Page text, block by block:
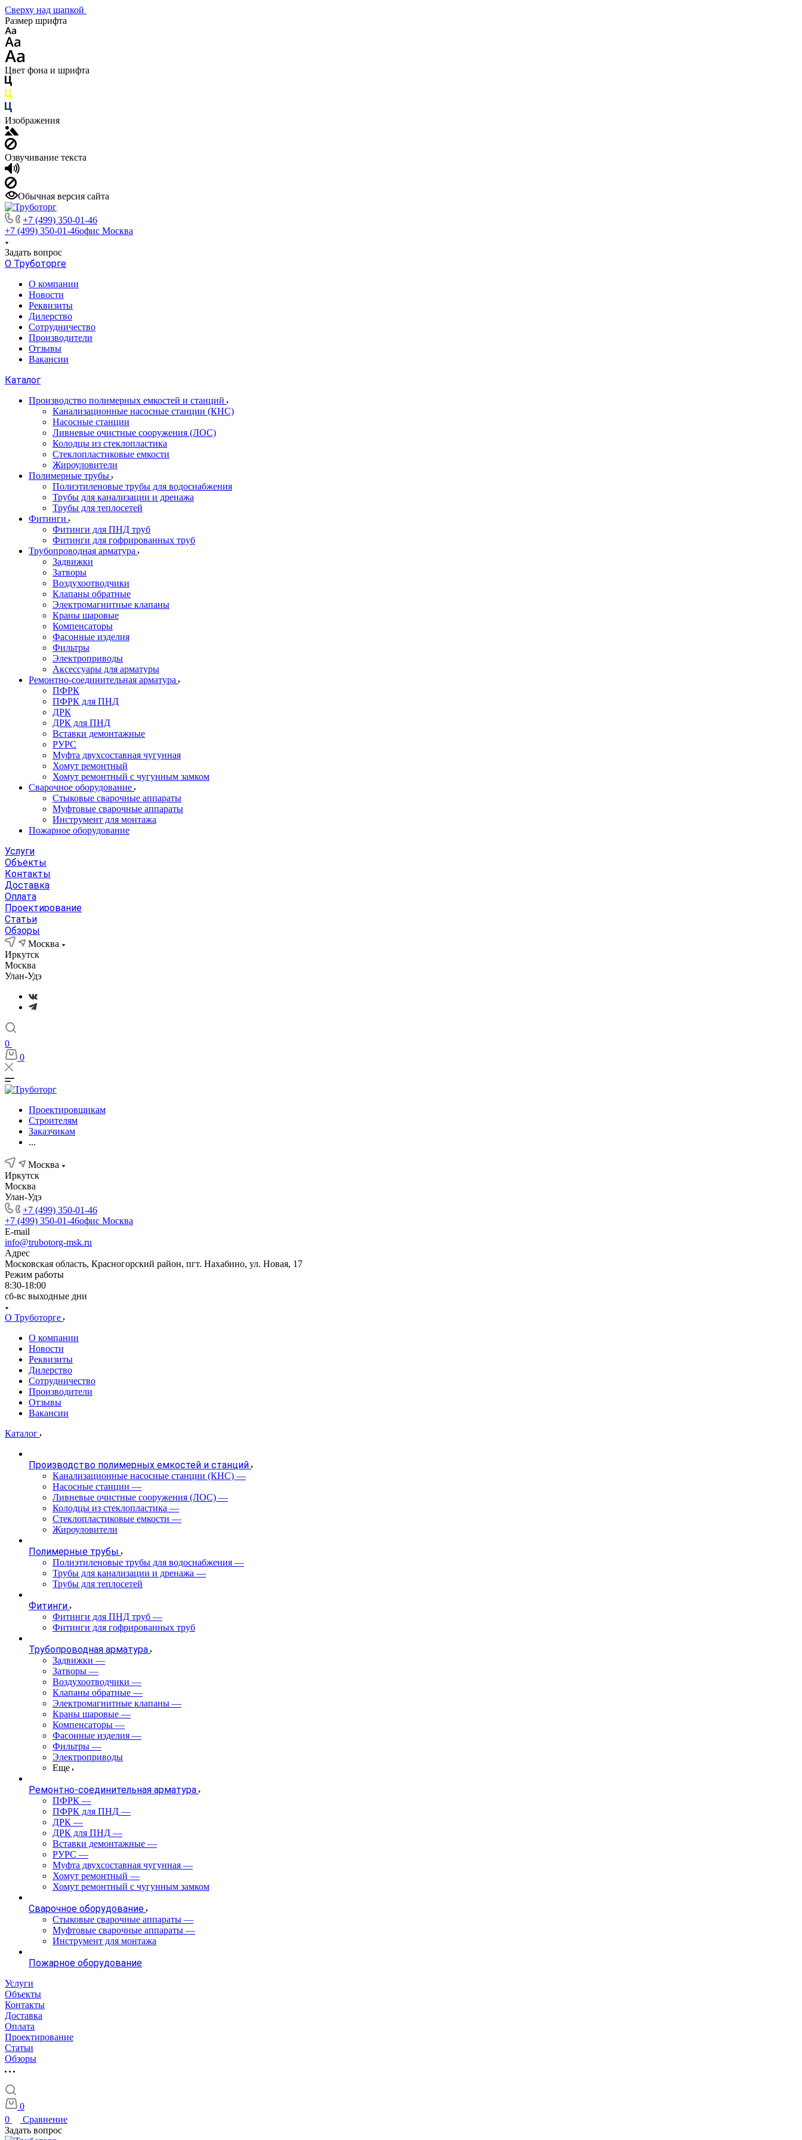
Сверху над шапкой
Размер шрифта
Цвет фона и шрифта
Изображения
Озвучивание текста
Обычная версия сайта
+7 (499) 350-01-46
+7 (499) 350-01-46офис Москва
Задать вопрос
О Труботорге
О компании
Новости
Реквизиты
Дилерство
Сотрудничество
Производители
Отзывы
Вакансии
Каталог
Производство полимерных емкостей и станций
Канализационные насосные станции (КНС)
Насосные станции
Ливневые очистные сооружения (ЛОС)
Колодцы из стеклопластика
Стеклопластиковые емкости
Жироуловители
Полимерные трубы
Полиэтиленовые трубы для водоснабжения
Трубы для канализации и дренажа
Трубы для теплосетей
Фитинги
Фитинги для ПНД труб
Фитинги для гофрированных труб
Трубопроводная арматура
Задвижки
Затворы
Воздухоотводчики
Клапаны обратные
Электромагнитные клапаны
Краны шаровые
Компенсаторы
Фасонные изделия
Фильтры
Электроприводы
Аксессуары для арматуры
Ремонтно-соединительная арматура
ПФРК
ПФРК для ПНД
ДРК
ДРК для ПНД
Вставки демонтажные
РУРС
Муфта двухсоставная чугунная
Хомут ремонтный
Хомут ремонтный с чугунным замком
Сварочное оборудование
Стыковые сварочные аппараты
Муфтовые сварочные аппараты
Инструмент для монтажа
Пожарное оборудование
Услуги
Объекты
Контакты
Доставка
Оплата
Проектирование
Статьи
Обзоры
Москва
Иркутск
Москва
Улан-Удэ
0
0
Проектировщикам
Строителям
Заказчикам
...
Москва
Иркутск
Москва
Улан-Удэ
+7 (499) 350-01-46
+7 (499) 350-01-46офис Москва
E-mail
info@trubotorg-msk.ru
Адрес
Московская область, Красногорский район, пгт. Нахабино, ул. Новая, 17
Режим работы
8:30-18:00
сб-вс выходные дни
О Труботорге
О компании
Новости
Реквизиты
Дилерство
Сотрудничество
Производители
Отзывы
Вакансии
Каталог
Производство полимерных емкостей и станций
Канализационные насосные станции (КНС) —
Насосные станции —
Ливневые очистные сооружения (ЛОС) —
Колодцы из стеклопластика —
Стеклопластиковые емкости —
Жироуловители
Полимерные трубы
Полиэтиленовые трубы для водоснабжения —
Трубы для канализации и дренажа —
Трубы для теплосетей
Фитинги
Фитинги для ПНД труб —
Фитинги для гофрированных труб
Трубопроводная арматура
Задвижки —
Затворы —
Воздухоотводчики —
Клапаны обратные —
Электромагнитные клапаны —
Краны шаровые —
Компенсаторы —
Фасонные изделия —
Фильтры —
Электроприводы
Еще
Ремонтно-соединительная арматура
ПФРК —
ПФРК для ПНД —
ДРК —
ДРК для ПНД —
Вставки демонтажные —
РУРС —
Муфта двухсоставная чугунная —
Хомут ремонтный —
Хомут ремонтный с чугунным замком
Сварочное оборудование
Стыковые сварочные аппараты —
Муфтовые сварочные аппараты —
Инструмент для монтажа
Пожарное оборудование
Услуги
Объекты
Контакты
Доставка
Оплата
Проектирование
Статьи
Обзоры
0
0
Сравнение
Задать вопрос